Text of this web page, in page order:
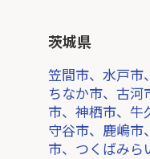
茨城県
笠間市、水戸市
ちなか市、古
市、神栖市、牛
守谷市、鹿嶋市
市、つくばみら